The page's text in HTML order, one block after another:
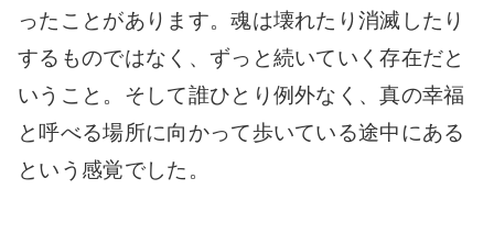
ったことがあります。魂は壊れたり消滅したり
するものではなく、ずっと続いていく存在だと
いうこと。そして誰ひとり例外なく、真の幸福
と呼べる場所に向かって歩いている途中にある
という感覚でした。